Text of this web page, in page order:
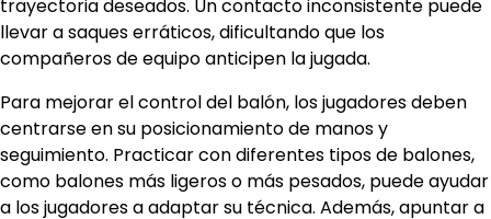
trayectoria deseados. Un contacto inconsistente puede
llevar a saques erráticos, dificultando que los
compañeros de equipo anticipen la jugada.
Para mejorar el control del balón, los jugadores deben
centrarse en su posicionamiento de manos y
seguimiento. Practicar con diferentes tipos de balones,
como balones más ligeros o más pesados, puede ayudar
a los jugadores a adaptar su técnica. Además, apuntar a